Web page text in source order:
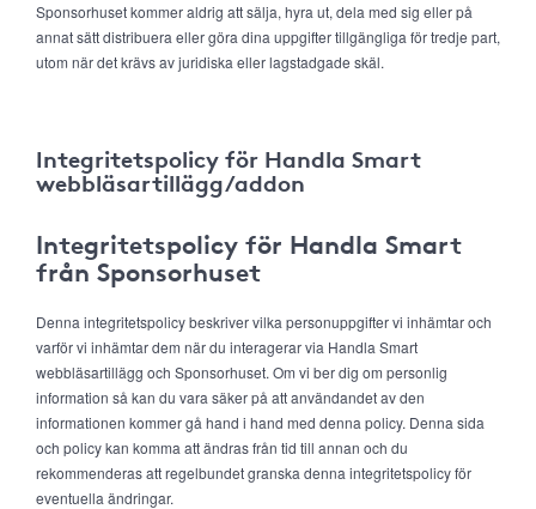
Sponsorhuset kommer aldrig att sälja, hyra ut, dela med sig eller på
annat sätt distribuera eller göra dina uppgifter tillgängliga för tredje part,
utom när det krävs av juridiska eller lagstadgade skäl.
Integritetspolicy för Handla Smart
webbläsartillägg/addon
Integritetspolicy för Handla Smart
från Sponsorhuset
Denna integritetspolicy beskriver vilka personuppgifter vi inhämtar och
varför vi inhämtar dem när du interagerar via Handla Smart
webbläsartillägg och Sponsorhuset. Om vi ber dig om personlig
information så kan du vara säker på att användandet av den
informationen kommer gå hand i hand med denna policy. Denna sida
och policy kan komma att ändras från tid till annan och du
rekommenderas att regelbundet granska denna integritetspolicy för
eventuella ändringar.